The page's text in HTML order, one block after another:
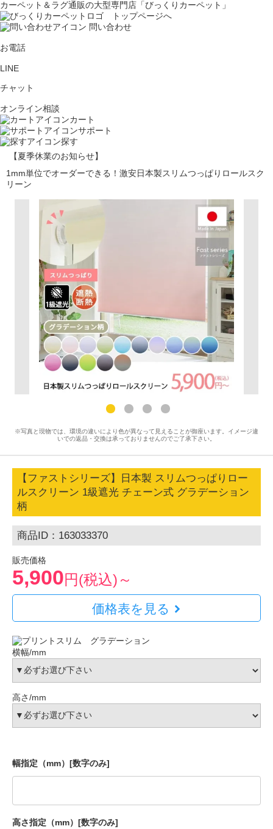
カーペット＆ラグ通販の大型専門店「びっくりカーペット」
問い合わせ
お電話
LINE
チャット
オンライン相談
カート
サポート
探す
【夏季休業のお知らせ】
1mm単位でオーダーできる！激安日本製スリムつっぱりロールスク
リーン
※写真と現物では、環境の違いにより色が異なって見えることが御座います。イメージ違
いでの返品・交換は承っておりませんのでご了承下さい。
【ファストシリーズ】日本製 スリムつっぱりロー
ルスクリーン 1級遮光 チェーン式 グラデーション
柄
商品ID：163033370
販売価格
5,900円(税込)～
価格表を見る
横幅/mm
高さ/mm
幅指定（mm）[数字のみ]
高さ指定（mm）[数字のみ]